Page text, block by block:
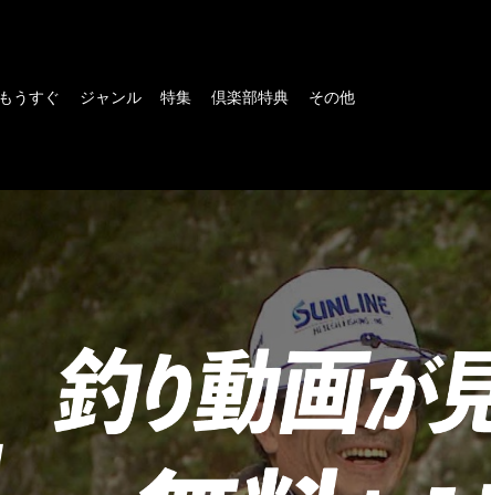
もうすぐ ジャンル 特集 倶楽部特典 その他